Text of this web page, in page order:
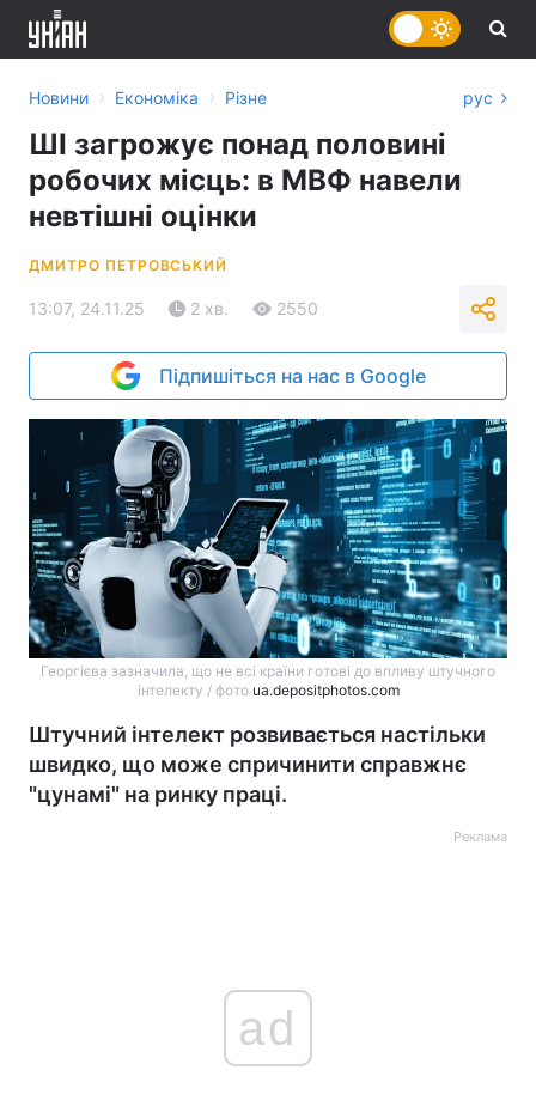
Новини › Економіка › Різне рус
ШІ загрожує понад половині
робочих місць: в МВФ навели
невтішні оцінки
ДМИТРО ПЕТРОВСЬКИЙ
13:07, 24.11.25 2 хв. 2550
Підпишіться на нас в Google
Георгієва зазначила, що не всі країни готові до впливу штучного
інтелекту / фото ua.depositphotos.com
Штучний інтелект розвивається настільки
швидко, що може спричинити справжнє
"цунамі" на ринку праці.
Реклама
ad